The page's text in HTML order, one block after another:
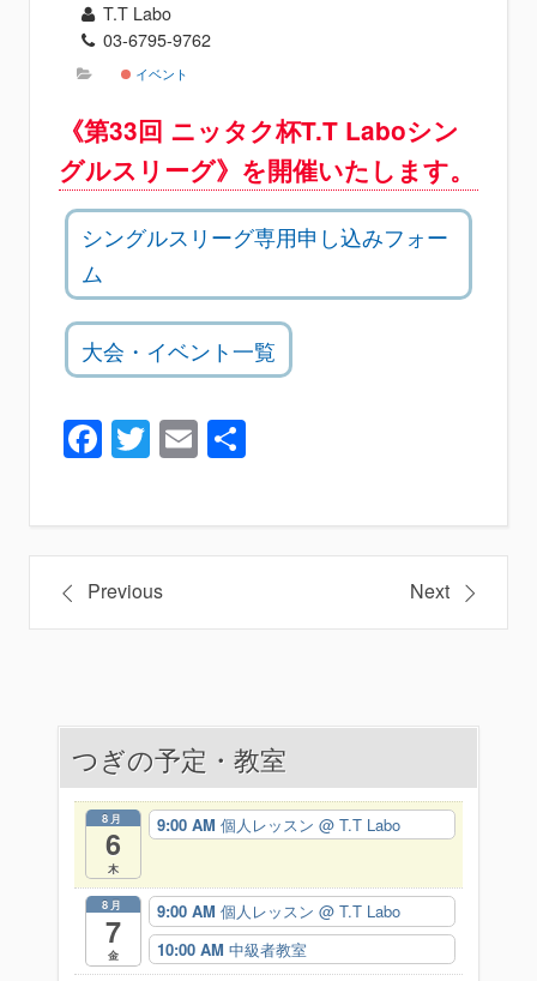
T.T Labo
03-6795-9762
イベント
《第33回 ニッタク杯T.T Laboシン
グルスリーグ》を開催いたします。
シングルスリーグ専用申し込みフォー
ム
大会・イベント一覧
Facebook
Twitter
Email
投
稿
ビ
Previous Next
つぎの予定・教室
8月
6
木
9:00 AM 個人レッスン @ T.T Labo
8月
7
金
9:00 AM 個人レッスン @ T.T Labo
10:00 AM 中級者教室